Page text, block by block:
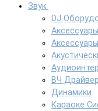
Звук
DJ
ВЧ Драйвер
Динамики
Караоке